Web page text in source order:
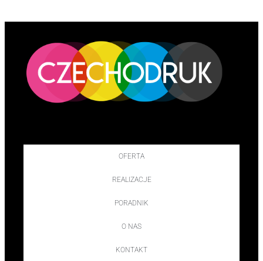
OFERTA
REALIZACJE
PORADNIK
O NAS
KONTAKT